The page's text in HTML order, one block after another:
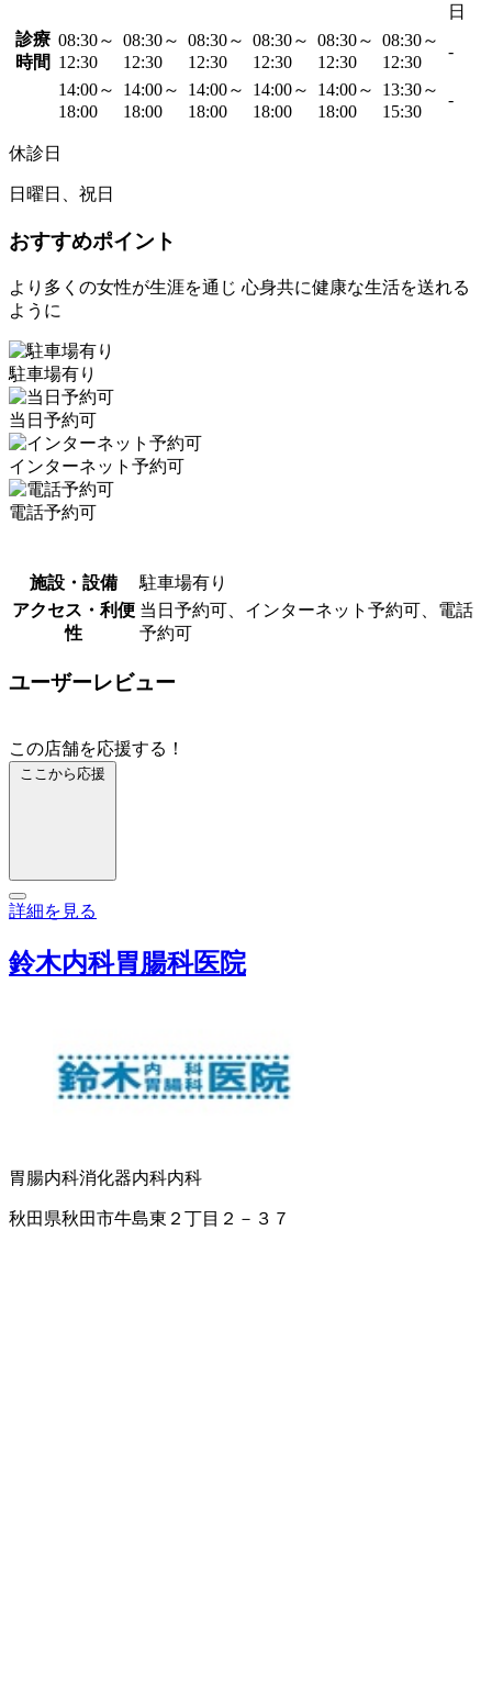
日
診療
時間
08:30～
12:30
08:30～
12:30
08:30～
12:30
08:30～
12:30
08:30～
12:30
08:30～
12:30
-
14:00～
18:00
14:00～
18:00
14:00～
18:00
14:00～
18:00
14:00～
18:00
13:30～
15:30
-
休診日
日曜日、祝日
おすすめポイント
より多くの女性が生涯を通じ 心身共に健康な生活を送れる
ように
駐車場有り
当日予約可
インターネット予約可
電話予約可
施設・設備
駐車場有り
アクセス・利便
性
当日予約可、インターネット予約可、電話
予約可
ユーザーレビュー
この店舗を応援する！
ここから応援
詳細を見る
鈴木内科胃腸科医院
胃腸内科消化器内科内科
秋田県秋田市牛島東２丁目２－３７